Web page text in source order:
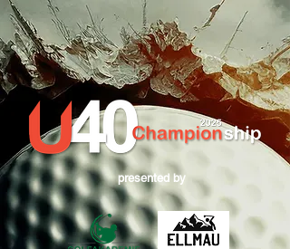
presented by